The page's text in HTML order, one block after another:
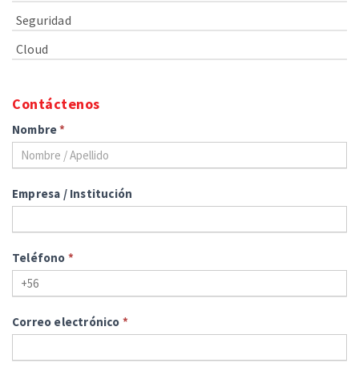
Seguridad
Cloud
Contáctenos
Nombre*
Empresa / Institución
Teléfono *
Correo electrónico *